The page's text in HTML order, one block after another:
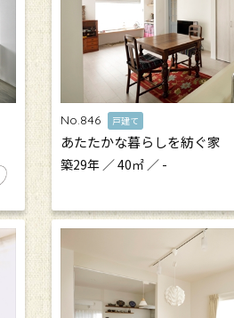
No.846 戸建て
あたたかな暮らしを紡ぐ家
築29年 ／ 40㎡ ／ -